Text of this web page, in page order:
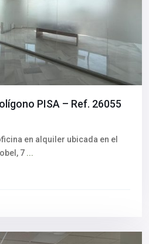
PISA – Ref. 26055
en alquiler ubicada en el
7 ...